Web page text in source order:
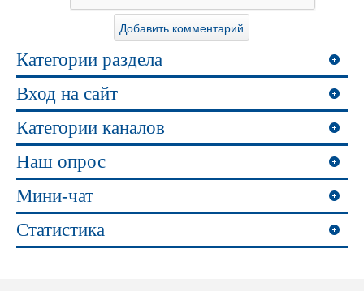
Категории раздела
Вход на сайт
Категории каналов
Наш опрос
Мини-чат
Статистика